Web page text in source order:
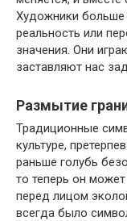
Художники больше
реальность или
значения. Они
заставляют нас
Размытие
Традиционные
культуре,
раньше голубь
то теперь он
перед лицом
всегда было